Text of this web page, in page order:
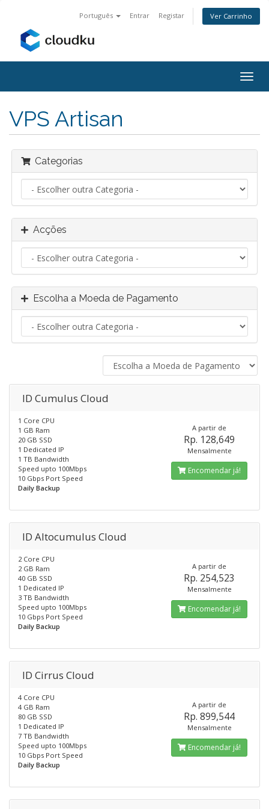
Português Entrar Registar Ver Carrinho
VPS Artisan
Categorias
Acções
Escolha a Moeda de Pagamento
ID Cumulus Cloud
1 Core CPU
1 GB Ram
20 GB SSD
1 Dedicated IP
1 TB Bandwidth
Speed upto 100Mbps
10 Gbps Port Speed
Daily Backup
A partir de
Rp. 128,649
Mensalmente
Encomendar já!
ID Altocumulus Cloud
2 Core CPU
2 GB Ram
40 GB SSD
1 Dedicated IP
3 TB Bandwidth
Speed upto 100Mbps
10 Gbps Port Speed
Daily Backup
A partir de
Rp. 254,523
Mensalmente
Encomendar já!
ID Cirrus Cloud
4 Core CPU
4 GB Ram
80 GB SSD
1 Dedicated IP
7 TB Bandwidth
Speed upto 100Mbps
10 Gbps Port Speed
Daily Backup
A partir de
Rp. 899,544
Mensalmente
Encomendar já!